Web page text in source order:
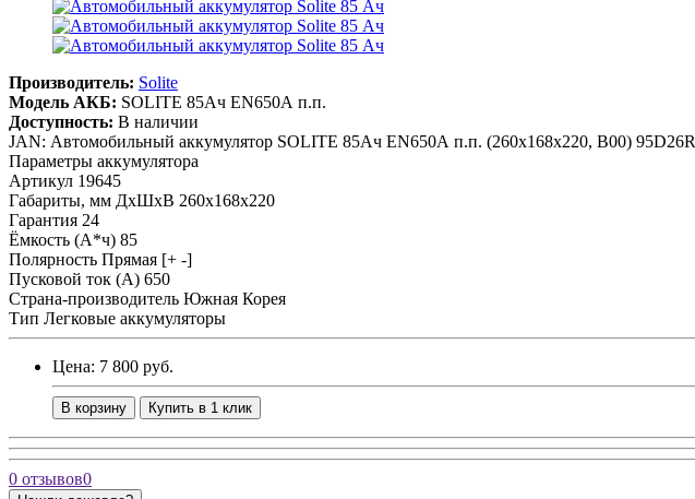
Производитель: Solite
Модель АКБ: SOLITE 85Ач EN650А п.п.
Доступность: В наличии
JAN: Автомобильный аккумулятор SOLITE 85Ач EN650А п.п. (260х168х220, B00) 95D26R
Параметры аккумулятора
Артикул 19645
Габариты, мм ДхШхВ 260x168x220
Гарантия 24
Ёмкость (А*ч) 85
Полярность Прямая [+ -]
Пусковой ток (А) 650
Страна-производитель Южная Корея
Тип Легковые аккумуляторы
Цена: 7 800 руб.
В корзину Купить в 1 клик
0 отзывов0